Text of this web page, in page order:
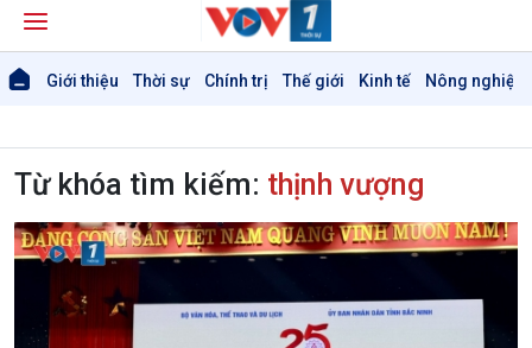
Giới thiệu Thời sự Chính trị Thế giới Kinh tế Nông nghiệp
Từ khóa tìm kiếm: thịnh vượng